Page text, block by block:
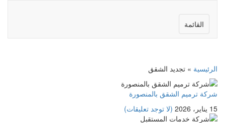
القائمة
الرئيسية » تجديد الشقق
شركة ترميم الشقق بالمنصورة
15 يناير، 2026
(لا توجد تعليقات)